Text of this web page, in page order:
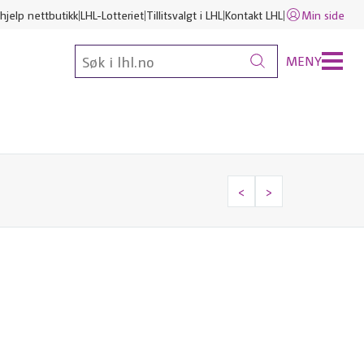
nettbutikkLHL-Lotteriet Tillitsvalgt i LHL Kontakt LHL Min side
MENY
< >